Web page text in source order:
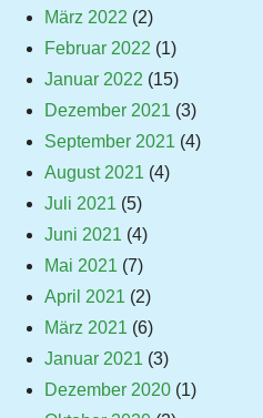
März 2022 (2)
Februar 2022 (1)
Januar 2022 (15)
Dezember 2021 (3)
September 2021 (4)
August 2021 (4)
Juli 2021 (5)
Juni 2021 (4)
Mai 2021 (7)
April 2021 (2)
März 2021 (6)
Januar 2021 (3)
Dezember 2020 (1)